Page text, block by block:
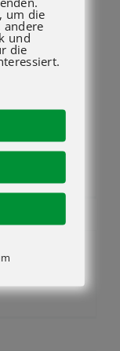
AB?
und
können
94712 –
VOR
um die
andere
und
die